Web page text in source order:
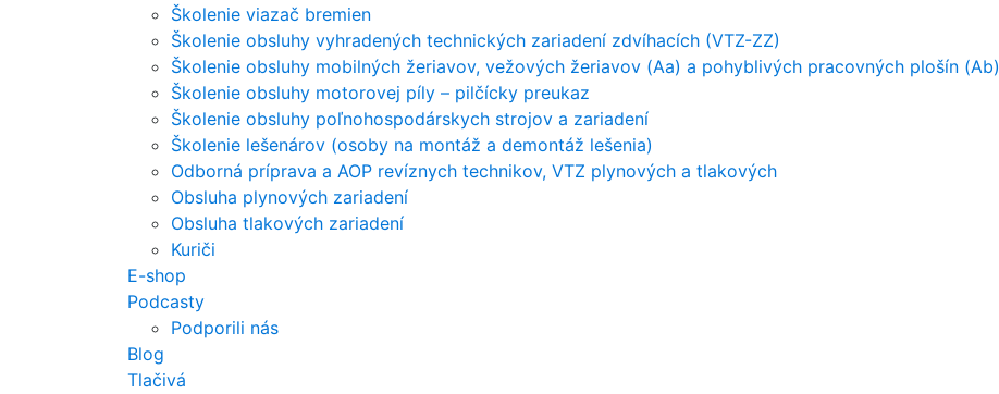
Školenie viazač bremien
Školenie obsluhy vyhradených technických zariadení zdvíhacích (VTZ-ZZ)
Školenie obsluhy mobilných žeriavov, vežových žeriavov (Aa) a pohyblivých pracovných plošín (Ab)
Školenie obsluhy motorovej píly – pilčícky preukaz
Školenie obsluhy poľnohospodárskych strojov a zariadení
Školenie lešenárov (osoby na montáž a demontáž lešenia)
Odborná príprava a AOP revíznych technikov, VTZ plynových a tlakových
Obsluha plynových zariadení
Obsluha tlakových zariadení
Kuriči
E-shop
Podcasty
Podporili nás
Blog
Tlačivá